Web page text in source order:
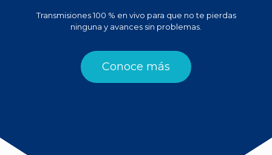
Transmisiones 100 % en vivo para que no te pierdas
ninguna y avances sin problemas.
Conoce más